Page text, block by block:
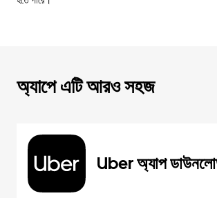
অ্যাপে এটি আরও সহজ
Uber অ্যাপ